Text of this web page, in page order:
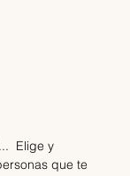
Elige y
que te